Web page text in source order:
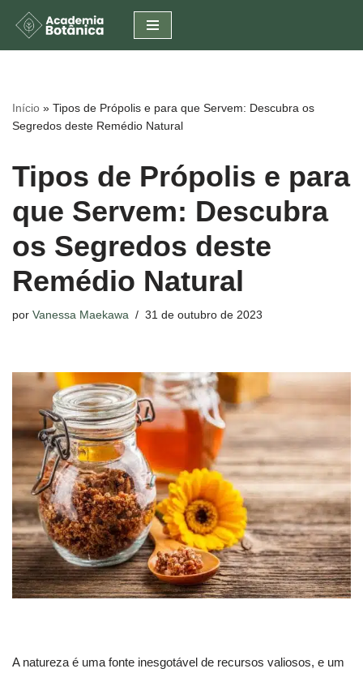
Pular
conteúdo
Início » Tipos de Própolis e para que Servem: Descubra os
Segredos deste Remédio Natural
Tipos de Própolis e para
que Servem: Descubra
os Segredos deste
Remédio Natural
por Vanessa Maekawa 31 de outubro de 2023
A natureza é uma fonte inesgotável de recursos valiosos, e um